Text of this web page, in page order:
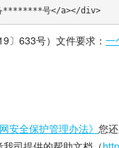
********号</a></div>
〕633号）文件要求： 一
安全保护管理办法》 您